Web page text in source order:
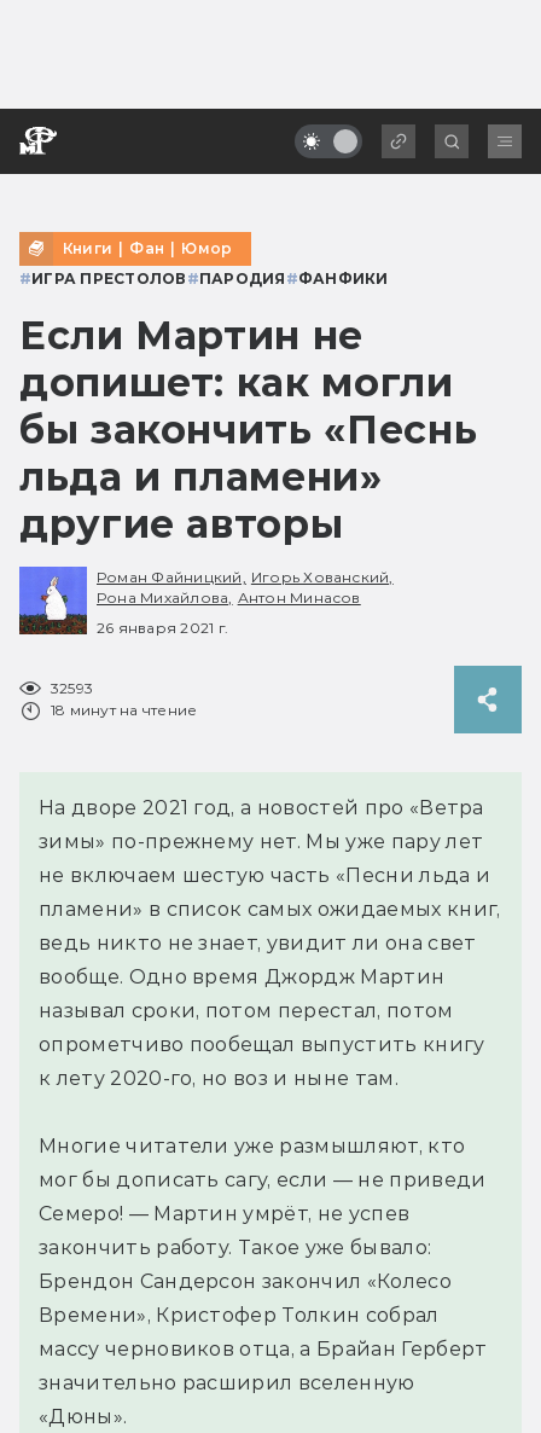
Книги | Фан | Юмор
#ИГРА ПРЕСТОЛОВ #ПАРОДИЯ #ФАНФИКИ
Если Мартин не
допишет: как могли
бы закончить «Песнь
льда и пламени»
другие авторы
Роман Файницкий,
Игорь Хованский,
Рона Михайлова,
Антон Минасов
26 января 2021 г.
32593
18 минут на чтение
На дворе 2021 год, а новостей про «Ветра
зимы» по-прежнему нет. Мы уже пару лет
не включаем шестую часть «Песни льда и
пламени» в список самых ожидаемых книг,
ведь никто не знает, увидит ли она свет
вообще. Одно время Джордж Мартин
называл сроки, потом перестал, потом
опрометчиво пообещал выпустить книгу
к лету 2020-го, но воз и ныне там.
Многие читатели уже размышляют, кто
мог бы дописать сагу, если — не приведи
Семеро! — Мартин умрёт, не успев
закончить работу. Такое уже бывало:
Брендон Сандерсон закончил «Колесо
Времени», Кристофер Толкин собрал
массу черновиков отца, а Брайан Герберт
значительно расширил вселенную
«Дюны».